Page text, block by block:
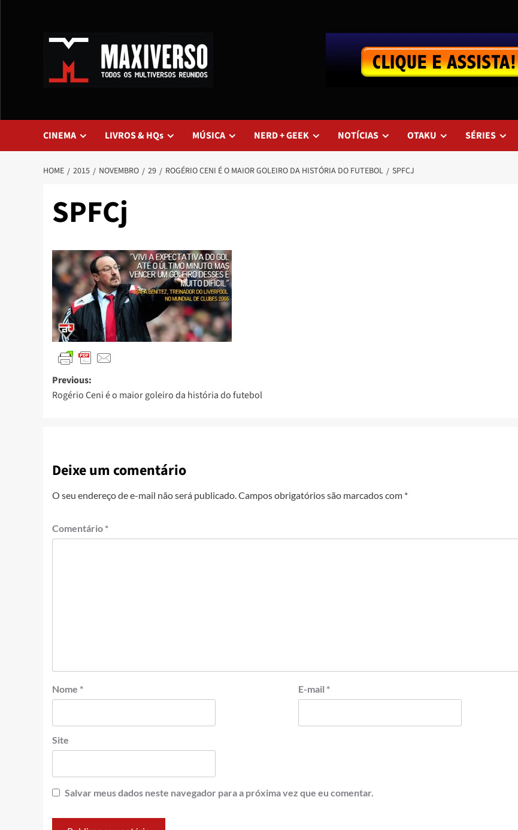
CINEMA LIVROS & HQs MÚSICA NERD + GEEK NOTÍCIAS OTAKU SÉRIES
HOME 2015 NOVEMBRO 29 ROGÉRIO CENI É O MAIOR GOLEIRO DA HISTÓRIA DO FUTEBOL SPFCJ
SPFCj
Previous:
Rogério Ceni é o maior goleiro da história do futebol
Deixe um comentário
O seu endereço de e-mail não será publicado.Campos obrigatórios são marcados com *
Comentário *
Nome * E-mail *
Site
Salvar meus dados neste navegador para a próxima vez que eu comentar.